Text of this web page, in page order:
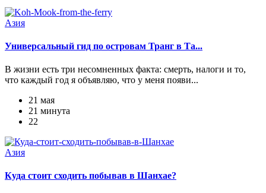
Азия
Универсальный гид по островам Транг в Та...
В жизни есть три несомненных факта: смерть, налоги и то,
что каждый год я объявляю, что у меня появи...
21 мая
21 минута
22
Азия
Куда стоит сходить побывав в Шанхае?